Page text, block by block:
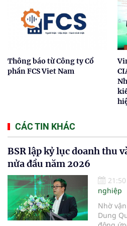
Thông báo từ Công ty Cổ
phần FCS Viet Nam
CÁC TIN KHÁC
BSR lập kỷ lục doanh thu
nửa đầu năm 2026
21:50
nghiệp
Nhờ
Dung